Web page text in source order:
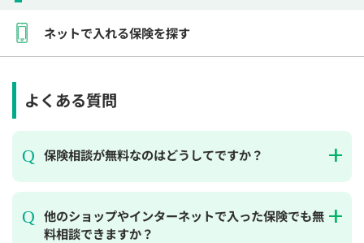
ネットで入れる保険を探す
よくある質問
保険相談が無料なのはどうしてですか？
他のショップやインターネットで入った保険でも無
料相談できますか？